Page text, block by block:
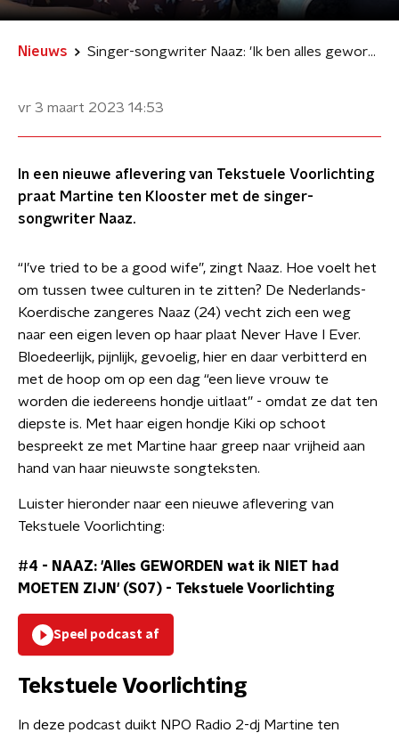
Nieuws Singer-songwriter Naaz: 'Ik ben alles geworden wat ik niet had moeten zijn'
vr 3 maart 2023 14:53
In een nieuwe aflevering van Tekstuele Voorlichting
praat Martine ten Klooster met de singer-
songwriter Naaz.
“I’ve tried to be a good wife”, zingt Naaz. Hoe voelt het
om tussen twee culturen in te zitten? De Nederlands-
Koerdische zangeres Naaz (24) vecht zich een weg
naar een eigen leven op haar plaat Never Have I Ever.
Bloedeerlijk, pijnlijk, gevoelig, hier en daar verbitterd en
met de hoop om op een dag “een lieve vrouw te
worden die iedereens hondje uitlaat” - omdat ze dat ten
diepste is. Met haar eigen hondje Kiki op schoot
bespreekt ze met Martine haar greep naar vrijheid aan
hand van haar nieuwste songteksten.
Luister hieronder naar een nieuwe aflevering van
Tekstuele Voorlichting:
#4 - NAAZ: 'Alles GEWORDEN wat ik NIET had
MOETEN ZIJN' (S07) - Tekstuele Voorlichting
Speel podcast af
Tekstuele Voorlichting
In deze podcast duikt NPO Radio 2-dj Martine ten